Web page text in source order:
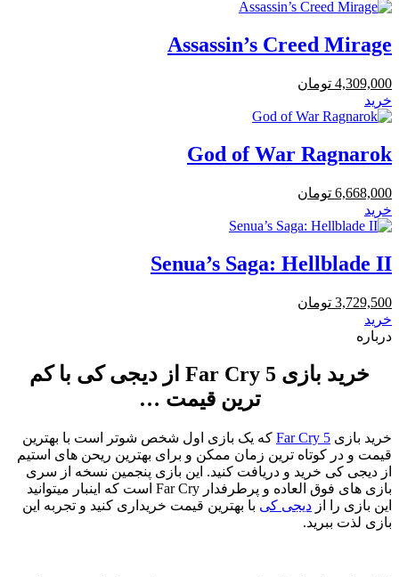
Assassin’s Creed Mirage
4,309,000 تومان
خرید
God of War Ragnarok
6,668,000 تومان
خرید
Senua’s Saga: Hellblade II
3,729,500 تومان
خرید
درباره
خرید بازی Far Cry 5 از دیجی کی با کم
ترین قیمت …
خرید بازی Far Cry 5 که یک بازی اول شخص شوتر است با بهترین
قیمت و در کوتاه ترین زمان ممکن و برای بهترین ریحن های استیم
از دیجی کی خرید و دریافت کنید. این بازی پنجمین نسخه از سری
بازی های فوق العاده و پرطرفدار Far Cry است که اینبار میتوانید
این بازی را از دیجی کی با بهترین قیمت خریداری کنید و تجربه این
بازی لذت ببرید.